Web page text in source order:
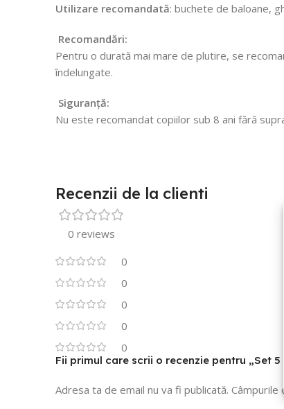
Utilizare recomandată: buchete de baloane,
Recomandări:
Pentru o durată mai mare de plutire, se
îndelungate.
Siguranță:
Nu este recomandat copiilor sub 8 ani fără
Recenzii de la clienti
0 reviews
0
0
0
0
0
Fii primul care scrii o recenzie pentru „Set
Adresa ta de email nu va fi publicată. Câmpurile